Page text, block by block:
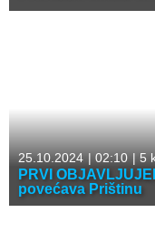
25.10.2024 |02:10 |5
PRVI
povećava Prištinu